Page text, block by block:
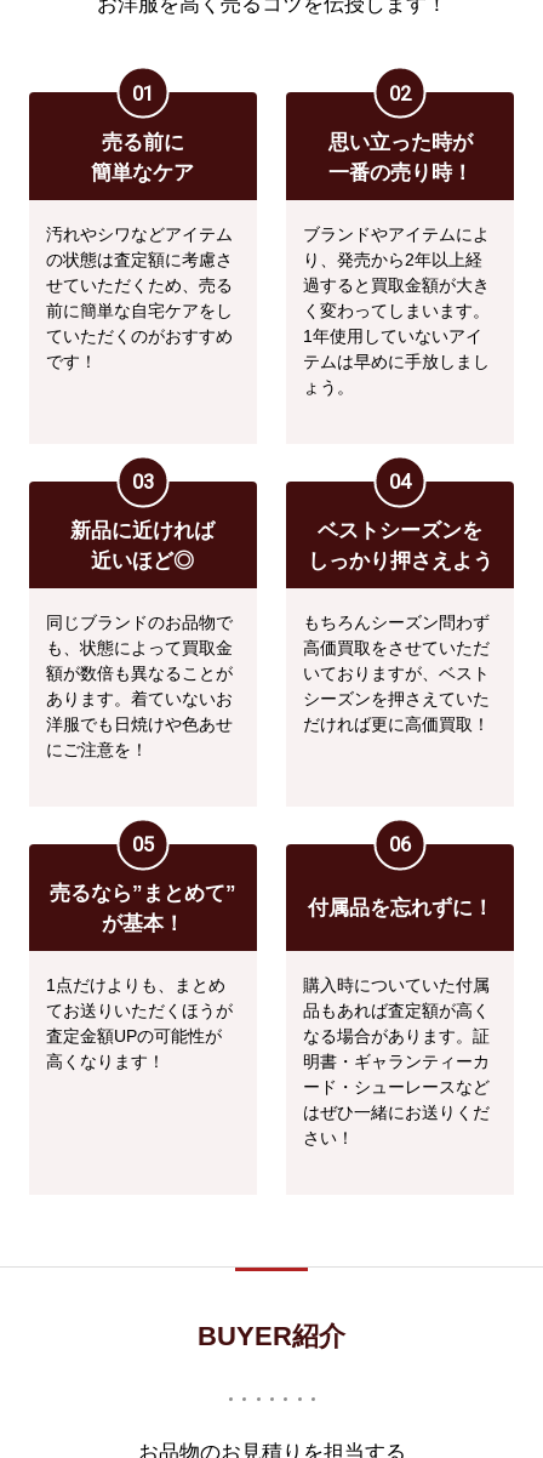
01
売る前に
簡単なケア
汚れやシワなどアイテム
の状態は査定額に考慮さ
せていただくため、売る
前に簡単な自宅ケアをし
ていただくのがおすすめ
です！
02
思い立った時が
一番の売り時！
ブランドやアイテムによ
り、発売から2年以上経
過すると買取金額が大き
く変わってしまいます。
1年使用していないアイ
テムは早めに手放しまし
ょう。
03
新品に近ければ
近いほど◎
同じブランドのお品物で
も、状態によって買取金
額が数倍も異なることが
あります。着ていないお
洋服でも日焼けや色あせ
にご注意を！
04
ベストシーズンを
しっかり押さえよう
もちろんシーズン問わず
高価買取をさせていただ
いておりますが、ベスト
シーズンを押さえていた
だければ更に高価買取！
05
売るなら”まとめて”
が基本！
1点だけよりも、まとめ
てお送りいただくほうが
査定金額UPの可能性が
高くなります！
06
付属品を忘れずに！
購入時についていた付属
品もあれば査定額が高く
なる場合があります。証
明書・ギャランティーカ
ード・シューレースなど
はぜひ一緒にお送りくだ
さい！
BUYER紹介
お品物のお見積りを担当する